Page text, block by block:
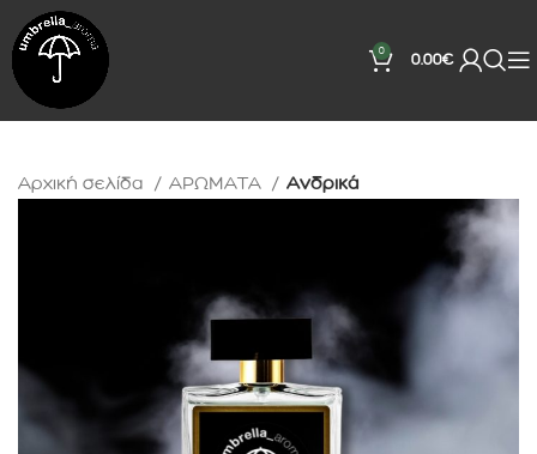
0 0.00€
Αρχική σελίδα ΑΡΩΜΑΤΑ Ανδρικά